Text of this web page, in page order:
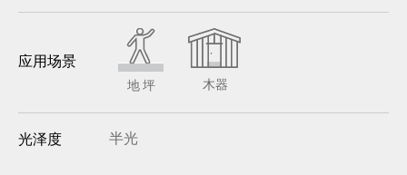
应用场景
地 坪 木器
光泽度 半光